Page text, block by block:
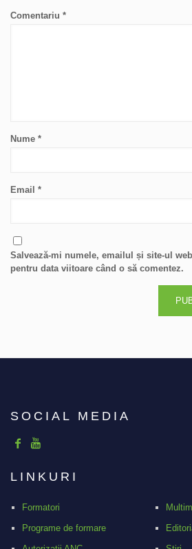
Comentariu *
Nume *
Email *
Salvează-mi numele, emailul și site-ul
pentru data viitoare când o să comentez.
SOCIAL MEDIA
LINKURI
Formatori
Programe de formare